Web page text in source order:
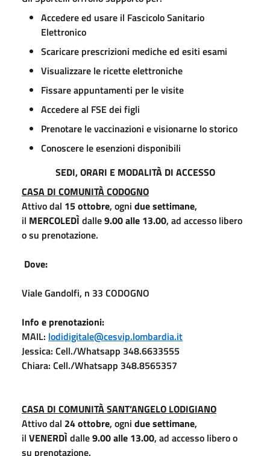
Accedere ed usare il Fascicolo Sanitario
Elettronico
Scaricare prescrizioni mediche ed esiti esami
Visualizzare le ricette elettroniche
Fissare appuntamenti per le visite
Accedere al FSE dei figli
Prenotare le vaccinazioni e visionarne lo storico
Conoscere le esenzioni disponibili
SEDI, ORARI E MODALITÀ DI ACCESSO
CASA DI COMUNITÀ CODOGNO
Attivo dal 15 ottobre, ogni due settimane,
il MERCOLEDÌdalle9.00 alle 13.00, ad accesso libero
o su prenotazione.
Dove:
Viale Gandolfi, n 33 CODOGNO
Info e prenotazioni:
MAIL: lodidigitale@cesvip.lombardia.it
Jessica: Cell./Whatsapp 348.6633555
Chiara: Cell./Whatsapp 348.8565357
CASA DI COMUNITÀ SANT’ANGELO LODIGIANO
Attivo dal 24 ottobre, ogni due settimane,
il VENERDÌdalle9.00 alle 13.00, ad accesso libero o
su prenotazione.